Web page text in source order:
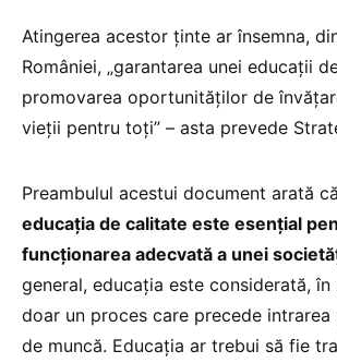
Atingerea acestor ţinte ar însemna,
României, „garantarea unei educaţii
promovarea oportunităţilor de
vieţii pentru toţi” – asta prevede
Preambulul acestui document arată
educaţia de calitate este esenţial
funcţionarea adecvată a unei
general, educaţia este considerată,
doar un proces care precede
de muncă. Educaţia ar trebui să fie